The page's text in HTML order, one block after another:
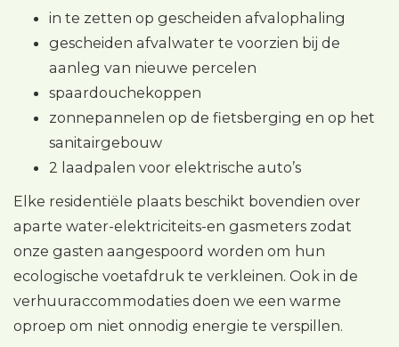
in te zetten op gescheiden afvalophaling
gescheiden afvalwater te voorzien bij de
aanleg van nieuwe percelen
spaardouchekoppen
zonnepannelen op de fietsberging en op het
sanitairgebouw
2 laadpalen voor elektrische auto’s
Elke residentiële plaats beschikt bovendien over
aparte water-elektriciteits-en gasmeters zodat
onze gasten aangespoord worden om hun
ecologische voetafdruk te verkleinen. Ook in de
verhuuraccommodaties doen we een warme
oproep om niet onnodig energie te verspillen.